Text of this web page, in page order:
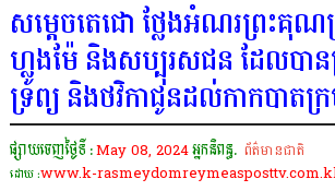
សម្តេចតេជោ ថ្លែងអំណរព្រះគុណ
ហ្លូងម៉ែ និងសប្បុរសជន ដែលបានប្
ទ្រព្យ និងថវិកាជូនដល់កាកបាតក្
ផ្សាយចេញថ្ងៃទី :May 08, 2024អ្នកនិពន្ធ. ព័ត៌មានជាតិ
ដោយ :www.k-